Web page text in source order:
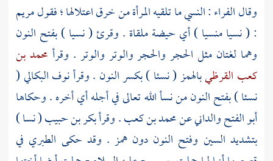
وقالالفراء: النسي ما تلقيه المرأة من خرق اعتلالها ؛ فقولمريم
: ( نسيا منسيا ) أي حيضة ملقاة . وقرئ ( نسيا ) بفتح النون
وهما لغتان مثل الحجر والحجر والوتر والوتر . وقرأ محمد بن
كعب القرظيبالهمز ( نسئا ) بكسر النون . وقرأنوف البكالي(
نسئا ) بفتح النون من نسأ الله تعالى في أجله أي أخره . وحكاها
أبو الفتحوالدانيعنمحمد بن كعب. وقرأبكر بن حبيب( نسا )
بتشديد السين وفتح النون دون همز . وقد حكى الطبري في